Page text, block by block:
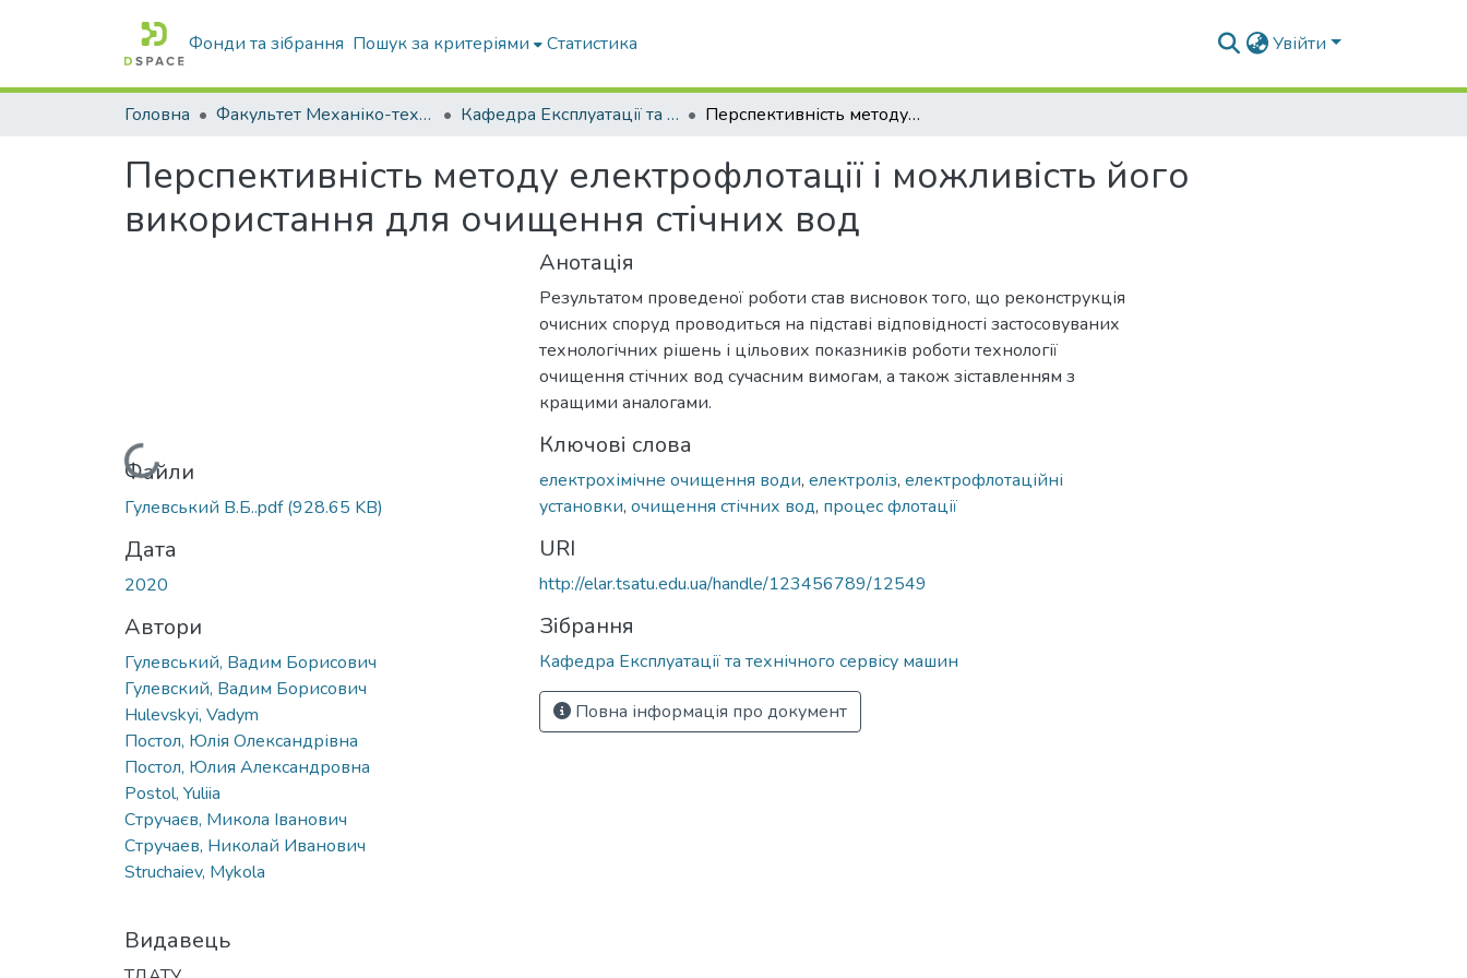
Фонди та зібрання Пошук за критеріями Статистика Увійти
Головна Факультет Механіко-технологічний Кафедра Експлуатації та технічного сервісу машин Перспективність методу електрофлотації і можливість його використання для очищення стічних вод
Перспективність методу електрофлотації і можливість його
використання для очищення стічних вод
Вантажиться...
Файли
Гулевський В.Б..pdf(928.65 KB)
Дата
2020
Автори
Гулевський, Вадим Борисович
Гулевский, Вадим Борисович
Hulevskyi, Vadym
Постол, Юлія Олександрівна
Постол, Юлия Александровна
Postol, Yuliia
Стручаєв, Микола Іванович
Стручаев, Николай Иванович
Struchaiev, Mykola
Видавець
Анотація
Результатом проведеної роботи став висновок того, що реконструкція
очисних споруд проводиться на підставі відповідності застосовуваних
технологічних рішень і цільових показників роботи технології
очищення стічних вод сучасним вимогам, а також зіставленням з
кращими аналогами.
Ключові слова
електрохімічне очищення води, електроліз, електрофлотаційні
установки, очищення стічних вод, процес флотації
URI
http://elar.tsatu.edu.ua/handle/123456789/12549
Зібрання
Кафедра Експлуатації та технічного сервісу машин
Повна інформація про документ